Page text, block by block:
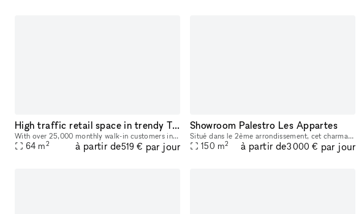
High traffic retail space in trendy Tribecca based Laughing Man Cafe
With over 25,000 monthly walk-in customers in our cafe this is an extremely attractive local and tourist destination in the highest valued neighborhood in NYC. We are offering a prime space directl
64 m2 à partir de519 € par jour
Showroom Palestro Les Appartes
Situé dans le 2ème arrondissement, cet charmant espace peut accueillir jusqu'à 50 personnes.
150 m2 à partir de3 000 € par jour